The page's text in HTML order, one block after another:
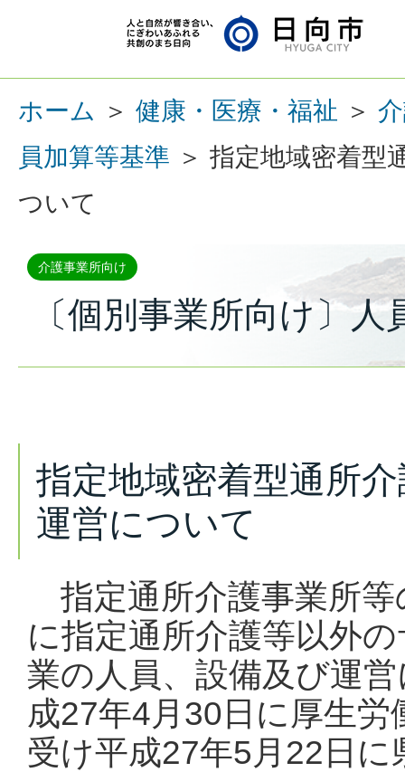
ホーム ＞ 健康・医療・福祉 ＞
員加算等基準 ＞ 指定地域密着型
ついて
介護事業所向け
〔個別事業所向け〕
指定地域密着型通所
運営について
指定通所介護事業所等
に指定通所介護等以外
業の人員、設備及び運
成27年4月30日に厚生
受け平成27年5月22日